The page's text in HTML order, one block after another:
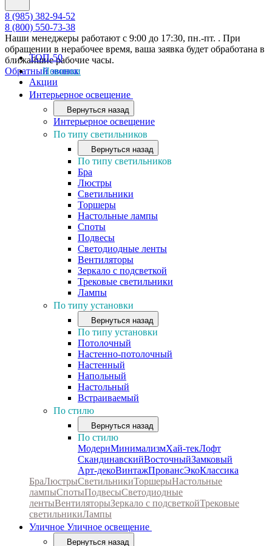
8 (985) 382-94-52
8 (800) 550-73-38
Наши менеджеры работают с 9:00 до 17:30, пн.-пт. . При
обращении в нерабочее время, ваша заявка будет обработана в
ближайшие рабочие часы.
Обратный звонок
ТОП-50
Новинки
Акции
Интерьерное освещение
Вернуться назад
Интерьерное освещение
По типу светильников
Вернуться назад
По типу светильников
Бра
Люстры
Светильники
Торшеры
Настольные лампы
Споты
Подвесы
Светодиодные ленты
Вентиляторы
Зеркало с подсветкой
Трековые светильники
Лампы
По типу установки
Вернуться назад
По типу установки
Потолочный
Настенно-потолочный
Настенный
Напольный
Настольный
Встраиваемый
По стилю
Вернуться назад
По стилю
МодернМинимализмХай-текЛофт
СкандинавскийВосточныйЗамковый
Арт-декоВинтажПровансЭкоКлассика
БраЛюстрыСветильникиТоршерыНастольные
лампыСпотыПодвесыСветодиодные
лентыВентиляторыЗеркало с подсветкойТрековые
светильникиЛампы
Уличное Уличное освещение
Вернуться назад